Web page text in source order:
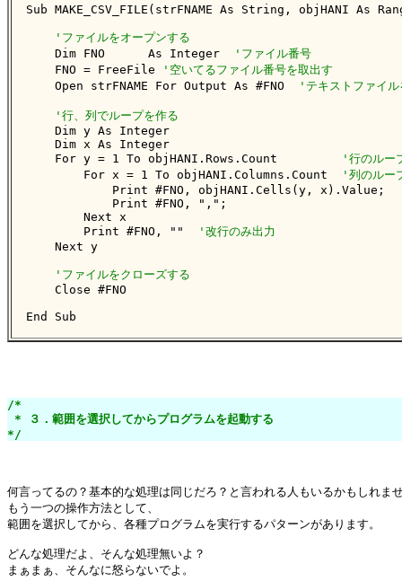
Sub MAKE_CSV_FILE(strFNAME As String, objHANI As
'ファイルをオープンする
    Dim FNO      As Integer
'ファイル番号
    FNO = FreeFile
'空いてるファイル番号を取出す
    Open strFNAME For Output As #FNO
'テキストファイル
'行、列でループを作る
    Dim y As Integer
    Dim x As Integer
    For y = 1 To objHANI.Rows.Count
'行のルー
        For x = 1 To objHANI.Columns.Count
'列のルー
            Print #FNO, objHANI.Cells(y, x).Value;
            Print #FNO, ",";
        Next x
        Print #FNO, ""
'改行のみ出力
    Next y
'ファイルをクローズする
    Close #FNO
End Sub
/*
* ３．範囲を選択してからプログラムを起動する
*/
何言ってるの？基本的な処理は同じだろ？と言われる人もいるかもしれま
もう一つの操作方法として、
範囲を選択してから、各種プログラムを実行するパターンがあります。
どんな処理だよ、そんな処理無いよ？
まぁまぁ、そんなに怒らないでよ。